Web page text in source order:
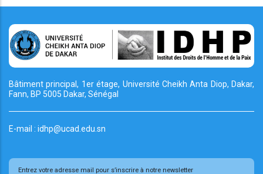
Bâtiment principal, 1er étage, Université CheikhAnta Diop, Dakar,
Fann, BP 5005 Dakar, Sénégal
E-mail : idhp@ucad.edu.sn